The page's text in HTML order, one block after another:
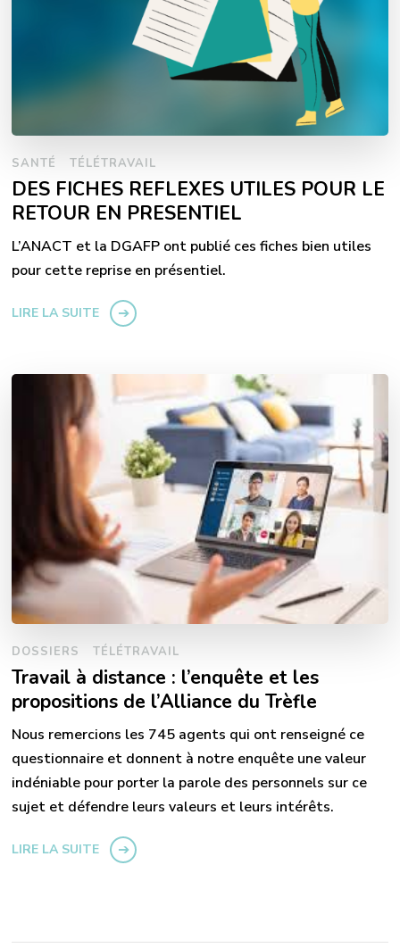
SANTÉ TÉLÉTRAVAIL
DES FICHES REFLEXES UTILES POUR LE
RETOUR EN PRESENTIEL
L’ANACT et la DGAFP ont publié ces fiches bien utiles
pour cette reprise en présentiel.
LIRE LA SUITE
DOSSIERS TÉLÉTRAVAIL
Travail à distance : l’enquête et les
propositions de l’Alliance du Trèfle
Nous remercions les 745 agents qui ont renseigné ce
questionnaire et donnent à notre enquête une valeur
indéniable pour porter la parole des personnels sur ce
sujet et défendre leurs valeurs et leurs intérêts.
LIRE LA SUITE